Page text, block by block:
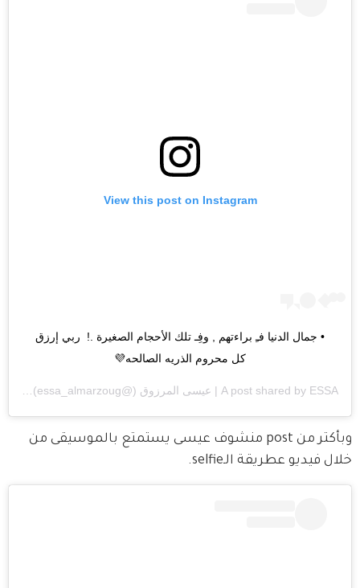
View this post on Instagram
‏• جمال الدنيا فـِ براءتهم , وفِـ تلك الأحجام الصغيرة .! ‏⁧‫ ربي‬⁩ إرزق
كل محروم الذريه الصالحه💜
A post shared by ESSA | عيسى المرزوق (@essa_almarzoug) on
PDT
وبأكتر من post منشوف عيسى يستمتع بالموسيقى من
خلال فيديو عطريقة الـselfie.